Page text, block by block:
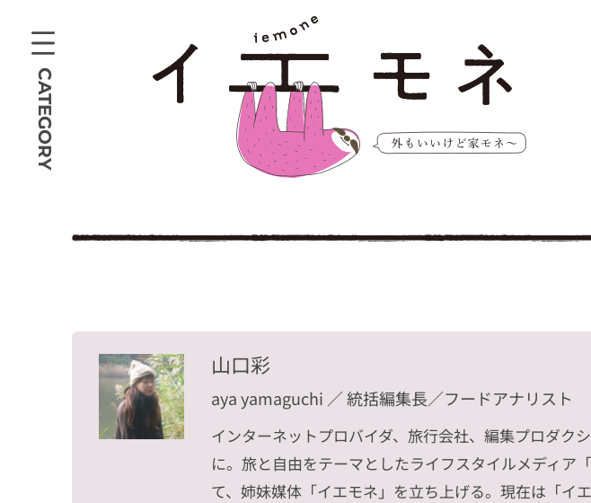
CATEGORY
山口彩
aya yamaguchi ／ 統括編集長／フードアナリスト
インターネットプロバイダ、旅行会社、編集プロダク
に。旅と自由をテーマとしたライフスタイルメディア
て、姉妹媒体「イエモネ」を立ち上げる。現在は「イ